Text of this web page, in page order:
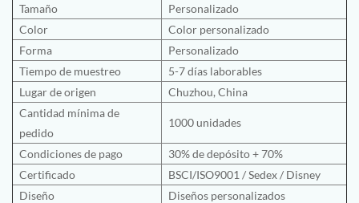
Tamaño
Personalizado
Color
Color personalizado
Forma
Personalizado
Tiempo de muestreo
5-7 días laborables
Lugar de origen
Chuzhou, China
Cantidad mínima de
pedido
1000 unidades
Condiciones de pago
30% de depósito + 70%
Certificado
BSCI/ISO9001 /Sedex / Disney
Diseño
Diseños personalizados